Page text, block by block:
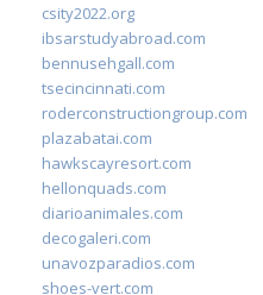
csity2022.org
ibsarstudyabroad.com
bennusehgall.com
tsecincinnati.com
roderconstructiongroup.com
plazabatai.com
hawkscayresort.com
hellonquads.com
diarioanimales.com
decogaleri.com
unavozparadios.com
shoes-vert.com